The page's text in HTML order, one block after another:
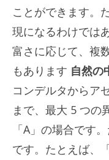
ことができます。
現になるわけでは
富さに応じて、複
もあります 自然の
コンデルタからア
まで、最大 5 つの
「A」の場合です
です。たとえば、